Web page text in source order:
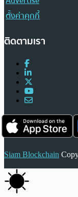
ตั้งค่าคุกกี้
ติดตามเรา
Siam Blockchain